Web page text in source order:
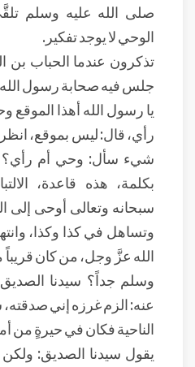
صلى الله عليه وسلم
الوحي لا يوجد تفكير.
تذكرون عندما الحباب بن
جلس فيه صحابة رسول
يا رسول الله أهذا
رأي، قال: ليس بموقع،
شيء سأل: وحي أم رأي؟
بكلمة، هذه قاعدة،
سبحانه وتعالى أوحى إلى
وتساهل في كذا وكذا،
الله عزَّ وجل، من كان
وسلم جداً؟ سيدنا
عنه: الزم غرزه إني
الناحية فكان في حيرةٍ من
يقول سيدنا الصديق: